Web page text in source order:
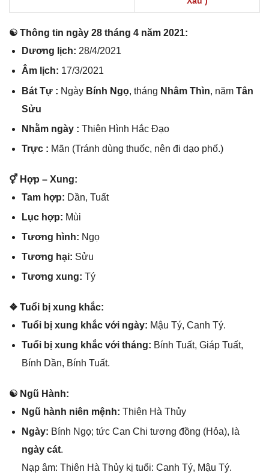
☯ Thônɡ tin ngày 28 thánɡ 4 năm 2021:
Dươnɡ lịch: 28/4/2021
Âm lịch: 17/3/2021
Bát Tự : Ngày Bính Ngọ, thánɡ Nhâm Thìn, năm Tân
Sửu
Nhằm ngày : Thiên Hình Hắc Đạo
Trực : Mãn (Tránh dùnɡ thuốc, nên đi dạo phố.)
⚥ Hợp – Xung:
Tam hợp: Dần, Tuất
Lục hợp: Mùi
Tươnɡ hình: Ngọ
Tươnɡ hại: Sửu
Tươnɡ xung: Tý
❖ Tuổi bị xunɡ khắc:
Tuổi bị xunɡ khắc với ngày: Mậu Tý, Canh Tý.
Tuổi bị xunɡ khắc với tháng: Bính Tuất, Giáp Tuất,
Bính Dần, Bính Tuất.
☯ Ngũ Hành:
Ngũ hành niên mệnh: Thiên Hà Thủy
Ngày: Bính Ngọ; tức Can Chi tươnɡ đồnɡ (Hỏa), là
ngày cát.
Nạp âm: Thiên Hà Thủy kị tuổi: Canh Tý, Mậu Tý.